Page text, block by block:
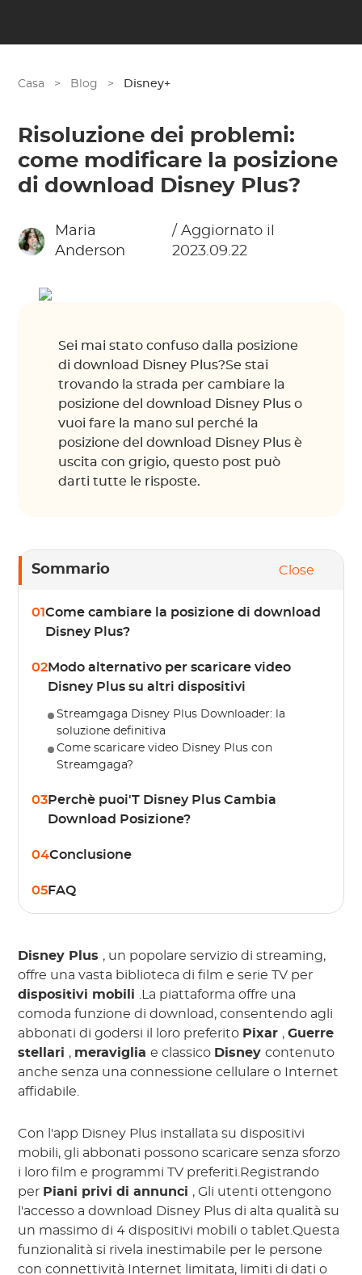
Casa > Blog > Disney+
Risoluzione dei problemi:
come modificare la posizione
di download Disney Plus?
Maria
Anderson
/ Aggiornato il
2023.09.22
Sei mai stato confuso dalla posizione
di download Disney Plus?Se stai
trovando la strada per cambiare la
posizione del download Disney Plus o
vuoi fare la mano sul perché la
posizione del download Disney Plus è
uscita con grigio, questo post può
darti tutte le risposte.
Sommario Close
01Come cambiare la posizione di download
Disney Plus?
02Modo alternativo per scaricare video
Disney Plus su altri dispositivi
Streamgaga Disney Plus Downloader: la
soluzione definitiva
Come scaricare video Disney Plus con
Streamgaga?
03Perchè puoi'T Disney Plus Cambia
Download Posizione?
04Conclusione
05FAQ
Disney Plus , un popolare servizio di streaming,
offre una vasta biblioteca di film e serie TV per
dispositivi mobili
.La piattaforma offre una
comoda funzione di download, consentendo agli
abbonati di godersi il loro preferito Pixar ,Guerre
stellari , meravigliae classico Disneycontenuto
anche senza una connessione cellulare o Internet
affidabile.
Con l'app Disney Plus installata su dispositivi
mobili, gli abbonati possono scaricare senza sforzo
i loro film e programmi TV preferiti.Registrando
per Piani privi di annunci , Gli utenti ottengono
l'accesso a download Disney Plus di alta qualità su
un massimo di 4 dispositivi mobili o tablet.Questa
funzionalità si rivela inestimabile per le persone
con connettività Internet limitata, limiti di dati o